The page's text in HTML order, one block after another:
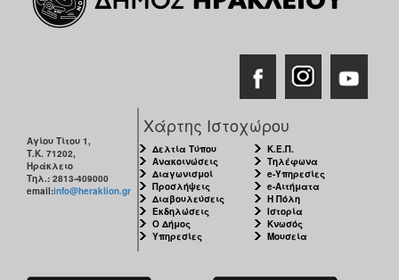
Αγίου Τίτου 1,
Τ.Κ. 71202,
Ηράκλειο
Τηλ.: 2813-409000
email:info@heraklion.gr
Χάρτης Ιστοχώρου
Δελτία Τύπου
Ανακοινώσεις
Διαγωνισμοί
Προσλήψεις
Διαβουλεύσεις
Εκδηλώσεις
Ο Δήμος
Υπηρεσίες
Κ.Ε.Π.
Τηλέφωνα
e-Υπηρεσίες
e-Αιτήματα
Η Πόλη
Ιστορία
Κνωσός
Μουσεία